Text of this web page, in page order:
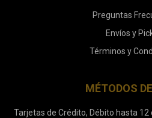
Preguntas
Envíos y
Términos y
MÉTODOS
Tarjetas de Crédito, Débito hasta